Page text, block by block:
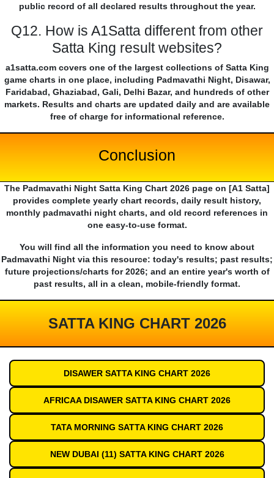
public record of all declared results throughout the year.
Q12. How is A1Satta different from other
Satta King result websites?
a1satta.com covers one of the largest collections of Satta King
game charts in one place, including Padmavathi Night, Disawar,
Faridabad, Ghaziabad, Gali, Delhi Bazar, and hundreds of other
markets. Results and charts are updated daily and are available
free of charge for informational reference.
Conclusion
The Padmavathi Night Satta King Chart 2026 page on [A1 Satta]
provides complete yearly chart records, daily result history,
monthly padmavathi night charts, and old record references in
one easy-to-use format.
You will find all the information you need to know about
Padmavathi Night via this resource: today's results; past results;
future projections/charts for 2026; and an entire year's worth of
past results, all in a clean, mobile-friendly format.
SATTA KING CHART 2026
DISAWER SATTA KING CHART 2026
AFRICAA DISAWER SATTA KING CHART 2026
TATA MORNING SATTA KING CHART 2026
NEW DUBAI (11) SATTA KING CHART 2026